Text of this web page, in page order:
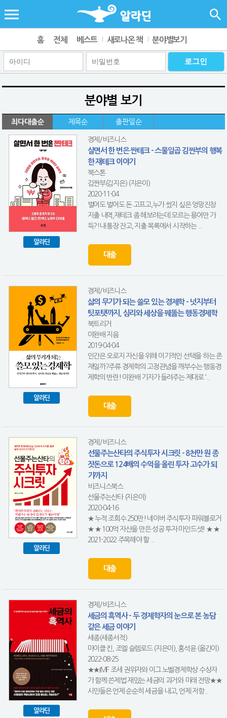
홈 전체 베스트 새로나온 책 분야별보기
분야별 보기
최다대출순 제목순 출판일순
알라딘
경제/비즈니스
살면서 한 번은 짠테크 - 스물일곱 김짠부의 행복
한 재테크 이야기
북스톤
김짠부(김지은) (지은이)
2020-11-04
벌어도 벌어도 돈 고프고,누가 썼지 싶은 엉망진창
지출 내역,재테크 좀 해보려는데 모르는 용어만 가
득?!내 통장 잔고, 지출 목록에서 시작하는 ...
대출
알라딘
경제/비즈니스
삶의 무기가 되는 쓸모 있는 경제학 - 넛지부터
팃포탯까지, 심리와 세상을 꿰뚫는 행동경제학
북트리거
이완배 지음
2019-04-04
인간은 오로지 자신을 위해 이기적인 선택을 하는 존
재일까?주류 경제학의 고정관념을 깨부수는 행동경
제학의 반란! 이완배 기자가 들려주는 제대로 ‘...
대출
알라딘
경제/비즈니스
선물주는산타의 주식투자 시크릿 - 8천만 원 종
잣돈으로 124배의 수익을 올린 투자 고수가 되
기까지
비즈니스북스
선물주는산타 (지은이)
2020-04-16
★ 누적 조회수 250만! 네이버 주식투자 파워블로거
★ ★ 100억 자산을 만든 성공 투자 마인드셋! ★ ★
2021-2022 주목해야 할 ...
대출
알라딘
경제/비즈니스
세금의 흑역사 - 두 경제학자의 눈으로 본 농담
같은 세금 이야기
세종(세종서적)
마이클 킨, 조엘 슬렘로드 (지은이), 홍석윤 (옮긴이)
2022-08-25
★★IMF 조세 권위자와 이그 노벨경제학상 수상자
가 함께 쓴제법 재밌는 세금의 과거와 미래 전망★★
시민들은 언제 순순히 세금을 내고, 언제 저항...